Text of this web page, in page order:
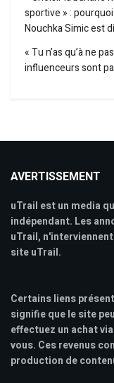
sportive » :
Nouchka Simic est
« Tu n’as qu’à ne
influenceurs sont
AVERTISSEMENT
uTrail est un media
indépendant. Les
uTrail,
site uTrail.
Certains liens
signifie que le site
effectuez un achat
vous. Ces revenus
production de